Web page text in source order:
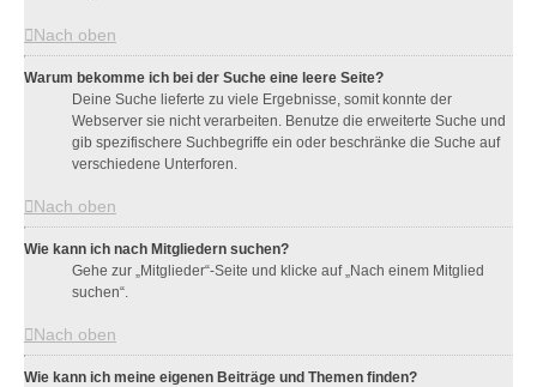
Nach oben
Warum bekomme ich bei der Suche eine leere Seite?
Deine Suche lieferte zu viele Ergebnisse, somit konnte der
Webserver sie nicht verarbeiten. Benutze die erweiterte Suche und
gib spezifischere Suchbegriffe ein oder beschränke die Suche auf
verschiedene Unterforen.
Nach oben
Wie kann ich nach Mitgliedern suchen?
Gehe zur „Mitglieder“-Seite und klicke auf „Nach einem Mitglied
suchen“.
Nach oben
Wie kann ich meine eigenen Beiträge und Themen finden?